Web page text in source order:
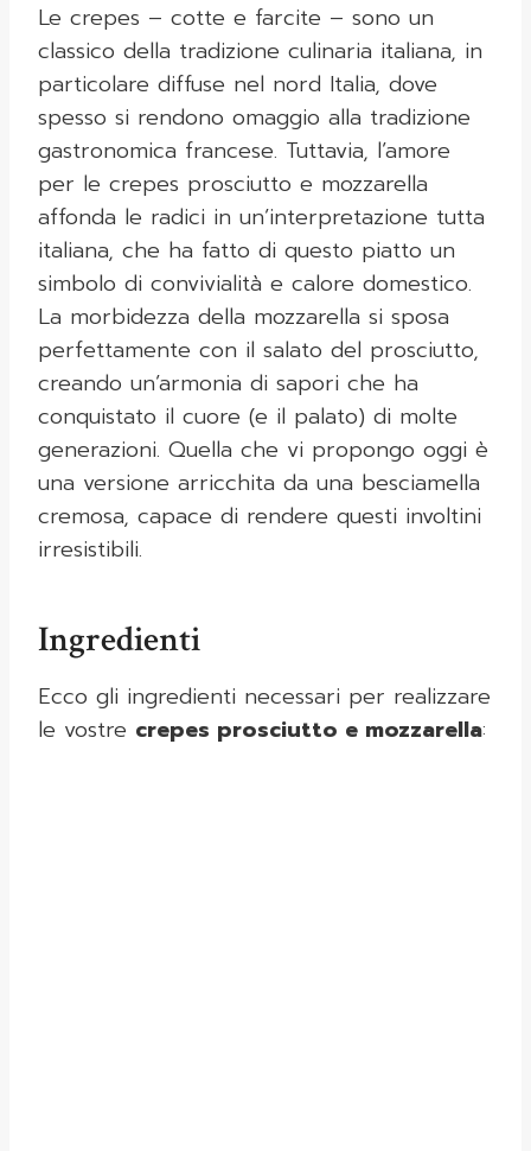
Le crepes – cotte e farcite – sono un
classico della tradizione culinaria italiana, in
particolare diffuse nel nord Italia, dove
spesso si rendono omaggio alla tradizione
gastronomica francese. Tuttavia, l’amore
per le crepes prosciutto e mozzarella
affonda le radici in un’interpretazione tutta
italiana, che ha fatto di questo piatto un
simbolo di convivialità e calore domestico.
La morbidezza della mozzarella si sposa
perfettamente con il salato del prosciutto,
creando un’armonia di sapori che ha
conquistato il cuore (e il palato) di molte
generazioni. Quella che vi propongo oggi è
una versione arricchita da una besciamella
cremosa, capace di rendere questi involtini
irresistibili.
Ingredienti
Ecco gli ingredienti necessari per realizzare
le vostre crepes prosciutto e mozzarella: